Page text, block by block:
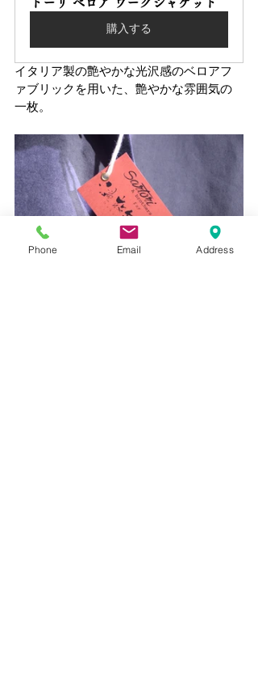
購入する
イタリア製の艶やかな光沢感のベロアフ
ァブリックを用いた、艶やかな雰囲気の
一枚。
Phone Email Address